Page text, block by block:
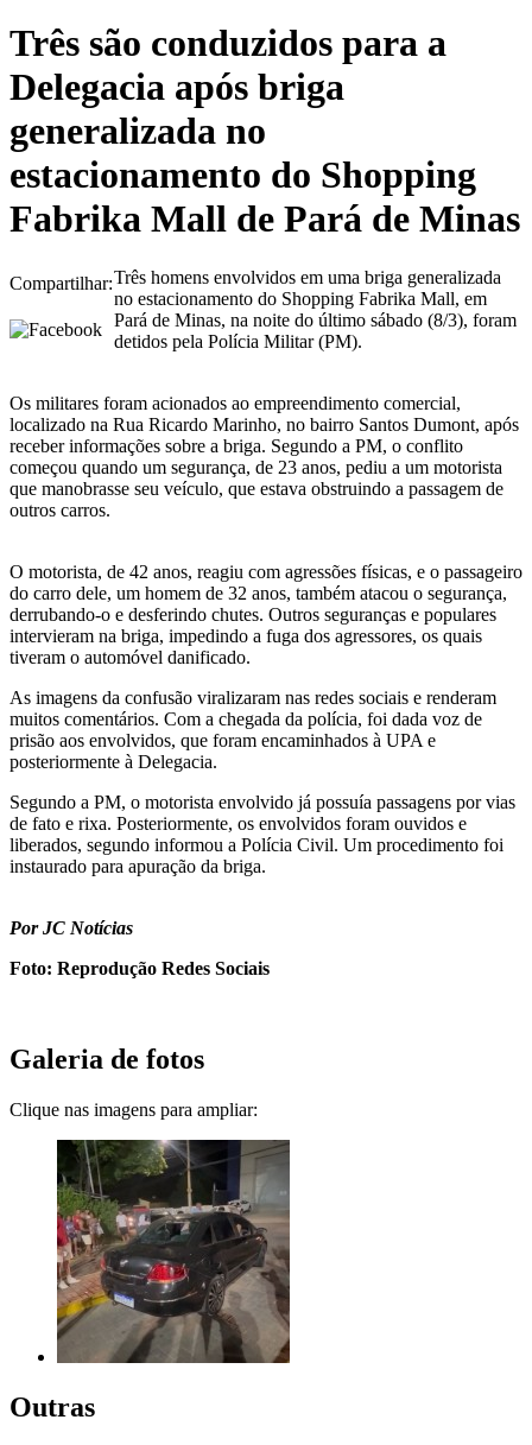
Três são conduzidos para a
Delegacia após briga
generalizada no
estacionamento do Shopping
Fabrika Mall de Pará de Minas
Compartilhar:Três homens envolvidos em uma briga generalizada
no estacionamento do Shopping Fabrika Mall, em
Pará de Minas, na noite do último sábado (8/3), foram
detidos pela Polícia Militar (PM).
Os militares foram acionados ao empreendimento comercial,
localizado na Rua Ricardo Marinho, no bairro Santos Dumont, após
receber informações sobre a briga. Segundo a PM, o conflito
começou quando um segurança, de 23 anos, pediu a um motorista
que manobrasse seu veículo, que estava obstruindo a passagem de
outros carros.
O motorista, de 42 anos, reagiu com agressões físicas, e o passageiro
do carro dele, um homem de 32 anos, também atacou o segurança,
derrubando-o e desferindo chutes. Outros seguranças e populares
intervieram na briga, impedindo a fuga dos agressores, os quais
tiveram o automóvel danificado.
As imagens da confusão viralizaram nas redes sociais e renderam
muitos comentários. Com a chegada da polícia, foi dada voz de
prisão aos envolvidos, que foram encaminhados à UPA e
posteriormente à Delegacia.
Segundo a PM, o motorista envolvido já possuía passagens por vias
de fato e rixa. Posteriormente, os envolvidos foram ouvidos e
liberados, segundo informou a Polícia Civil. Um procedimento foi
instaurado para apuração da briga.
Por JC Notícias
Foto: Reprodução Redes Sociais
Galeria de fotos
Clique nas imagens para ampliar:
Outras